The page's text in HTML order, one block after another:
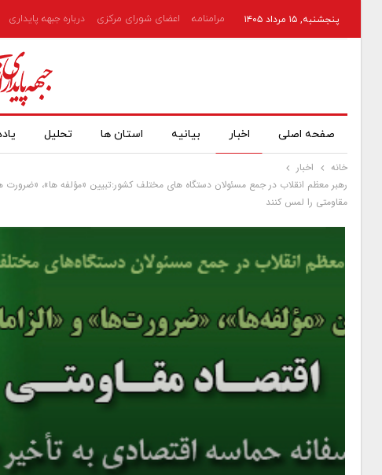
پنجشنبه, ۱۵ مرداد ۱۴۰۵ مرامنامه اعضای شورای مرکزی درباره جبهه پایداری
صفحه اصلی اخبار بیانیه استان ها تحلیل
خانه
اخبار
رهبر معظم انقلاب در جمع مسئولان دستگاه های مختلف کشور:تبیین «مؤلفه ها»، «ضرورت
مقاومتی را لمس کنند